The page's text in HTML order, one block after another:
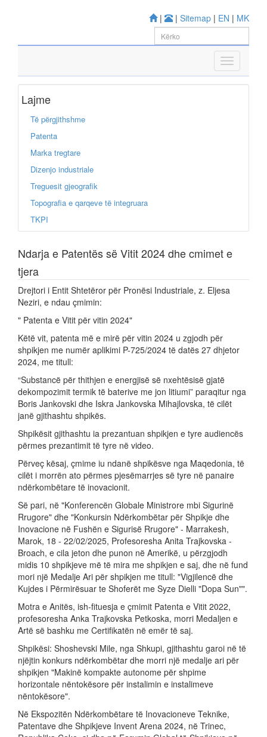
| | Sitemap | EN | MK
Lajme
Të përgjithshme
Patenta
Marka tregtare
Dizenjo industriale
Treguesit gjeografik
Topografia e qarqeve të integruara
TKPI
Ndarja e Patentës së Vitit 2024 dhe cmimet e
tjera
Drejtori i Entit Shtetëror për Pronësi Industriale, z. Eljesa
Neziri, e ndau çmimin:
" Patenta e Vitit për vitin 2024"
Këtë vit, patenta më e mirë për vitin 2024 u zgjodh për
shpikjen me numër aplikimi P-725/2024 të datës 27 dhjetor
2024, me titull:
“Substancë për thithjen e energjisë së nxehtësisë gjatë
dekompozimit termik të baterive me jon litiumi” paraqitur nga
Boris Jankovski dhe Iskra Jankovska Mihajlovska, të cilët
janë gjithashtu shpikës.
Shpikësit gjithashtu ia prezantuan shpikjen e tyre audiencës
përmes prezantimit të tyre në video.
Përveç kësaj, çmime iu ndanë shpikësve nga Maqedonia, të
cilët i morrën ato përmes pjesëmarrjes së tyre në panaire
ndërkombëtare të inovacionit.
Së pari, në "Konferencën Globale Ministrore mbi Sigurinë
Rrugore" dhe "Konkursin Ndërkombëtar për Shpikje dhe
Inovacione në Fushën e Sigurisë Rrugore" - Marrakesh,
Marok, 18 - 22/02/2025, Profesoresha Anita Trajkovska -
Broach, e cila jeton dhe punon në Amerikë, u përzgjodh
midis 10 shpikjeve më të mira me shpikjen e saj, dhe në fund
mori një Medalje Ari për shpikjen me titull: "Vigjilencë dhe
Kujdes i Përmirësuar te Shoferët me Syze Dielli "Dopa Sun"".
Motra e Anitës, ish-fituesja e çmimit Patenta e Vitit 2022,
profesoresha Anka Trajkovska Petkoska, morri Medaljen e
Artë së bashku me Certifikatën në emër të saj.
Shpikësi: Shoshevski Mile, nga Shkupi, gjithashtu garoi në të
njëjtin konkurs ndërkombëtar dhe morri një medalje ari për
shpikjen "Makinë kompakte autonome për shpime
horizontale nëntokësore për instalimin e instalimeve
nëntokësore".
Në Ekspozitën Ndërkombëtare të Inovacioneve Teknike,
Patentave dhe Shpikjeve Invent Arena 2024, në Trinec,